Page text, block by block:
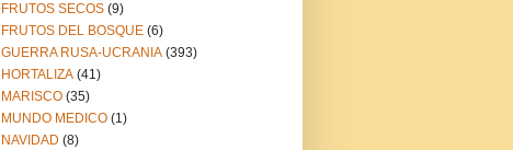
FRUTOS SECOS (9)
FRUTOS DEL BOSQUE (6)
GUERRA RUSA-UCRANIA (393)
HORTALIZA (41)
MARISCO (35)
MUNDO MEDICO (1)
NAVIDAD (8)